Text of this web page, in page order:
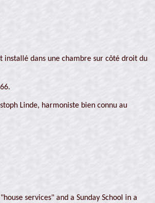
installé dans une chambre sur côté droit du
Linde, harmoniste bien connu au
services" and a Sunday School in a